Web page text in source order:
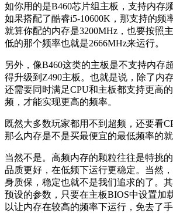
如你用的是B460芯片组主板，支持内存
如果搭配了酷睿i5-10600K，那支持的频
就算你配的内存是3200MHz，也要按照
低的那个频率也就是2666MHz来运行。
另外，像B460这类的主板是不支持内存
得升级到Z490主板。也就是说，除了内
还需要同时满足CPU和主板都支持更高
频，才能实现更高的频率。
既然大多数玩家都用不到超频，还要看
那么内存是不是买最便宜的最低频率的
当然不是。高频内存的颗粒往往是特挑
品质更好，在低频下运行更稳定。当然
身质保，稳定也就不是我们追求的了。
预设的参数， 只要在主板BIOS中设置加
以让内存在较高的频率下运行，免去了